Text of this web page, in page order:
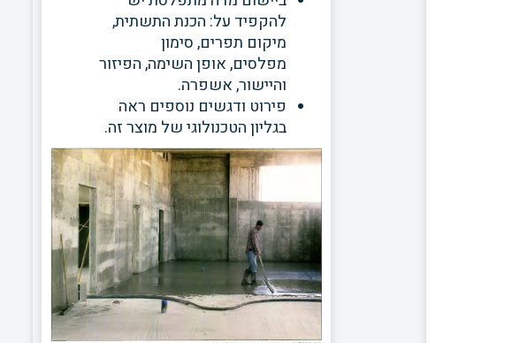
להקפיד על: הכנת התשתית,
מיקום תפרים, סימון
מפלסים,אופן השימה, הפיזור
והיישור,אשפרה.
פירוט ודגשים נוספים ראה
בגליון הטכנולוגי של מוצר זה.